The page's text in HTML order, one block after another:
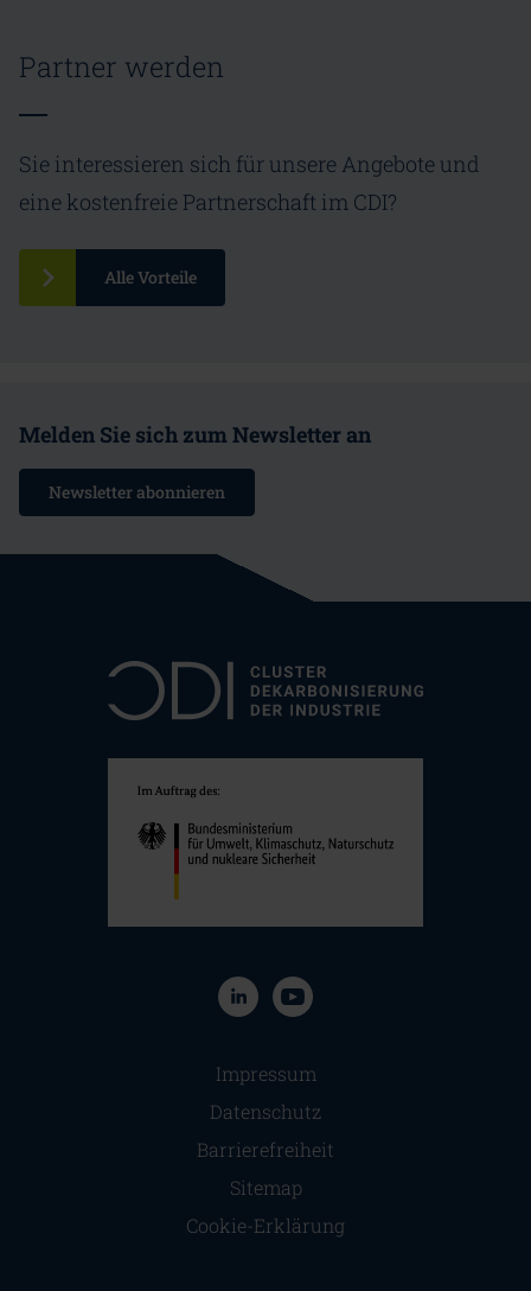
Partner werden
Sie interessieren sich für unsere Angebote und
eine kostenfreie Partnerschaft im CDI?
Alle Vorteile
Melden Sie sich zum Newsletter an
Newsletter abonnieren
Navigation überspringen
Impressum
Datenschutz
Barrierefreiheit
Sitemap
Cookie-Erklärung